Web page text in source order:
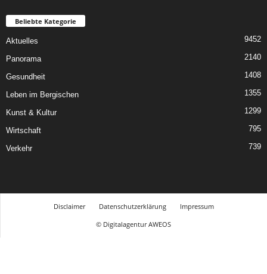
Beliebte Kategorie
Aktuelles 9452
Panorama 2140
Gesundheit 1408
Leben im Bergischen 1355
Kunst & Kultur 1299
Wirtschaft 795
Verkehr 739
Disclaimer Datenschutzerklärung
Impressum
© Digitalagentur AWEOS